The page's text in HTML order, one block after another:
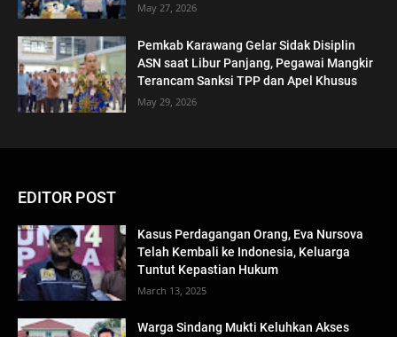
May 27, 2026
Pemkab Karawang Gelar Sidak Disiplin
ASN saat Libur Panjang, Pegawai Mangkir
Terancam Sanksi TPP dan Apel Khusus
May 29, 2026
EDITOR POST
Kasus Perdagangan Orang, Eva Nursova
Telah Kembali ke Indonesia, Keluarga
Tuntut Kepastian Hukum
March 13, 2025
Warga Sindang Mukti Keluhkan Akses